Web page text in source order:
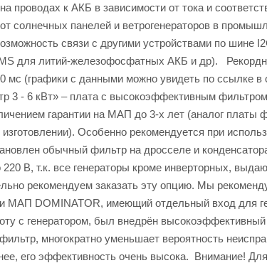
проводах к АКБ в зависимости от тока и
от солнечных панелей и ветрогенераторов в
связи с другими устройствами по шине
для литий-железофосфатных АКБ и др).
мс (графики с данными можно увидеть по ссылке
3 - 6 кВт» – плата с высокоэффективным
гарантии на МАП до 3-х лет (аналог
изготовлении). Особенно рекомендуется при
обычный фильтр на дросселе и
220 В, т.к. все генераторы кроме инверторных,
рекомендуем заказать эту опцию. Мы
МАП DOMINATOR, имеющий отдельный вход для
с генератором, был внедрён
многократно уменьшает вероятность
его эффективность очень высока. Внимание!